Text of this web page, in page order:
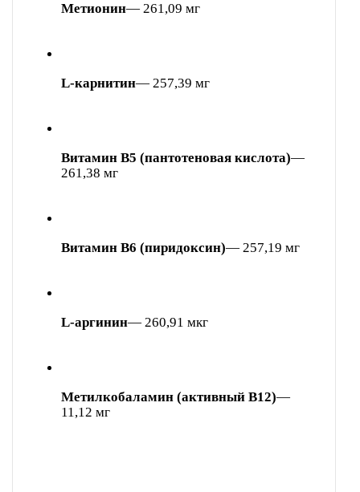
Метионин— 261,09 мг
L-карнитин— 257,39 мг
Витамин В5 (пантотеновая кислота)—
261,38 мг
Витамин В6 (пиридоксин)— 257,19 мг
L-аргинин— 260,91 мкг
Метилкобаламин (активный B12)—
11,12 мг